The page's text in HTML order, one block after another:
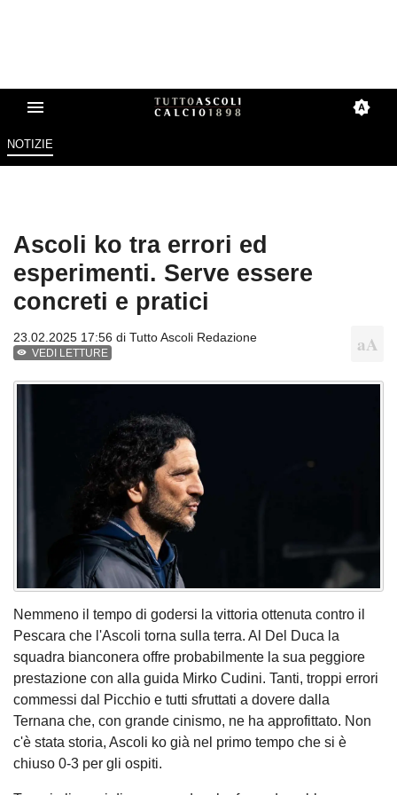
NOTIZIE
Ascoli ko tra errori ed
esperimenti. Serve essere
concreti e pratici
23.02.2025 17:56 di Tutto Ascoli Redazione
VEDI LETTURE
Nemmeno il tempo di godersi la vittoria ottenuta contro il
Pescara che l'Ascoli torna sulla terra. Al Del Duca la
squadra bianconera offre probabilmente la sua peggiore
prestazione con alla guida Mirko Cudini. Tanti, troppi errori
commessi dal Picchio e tutti sfruttati a dovere dalla
Ternana che, con grande cinismo, ne ha approfittato. Non
c'è stata storia, Ascoli ko già nel primo tempo che si è
chiuso 0-3 per gli ospiti.